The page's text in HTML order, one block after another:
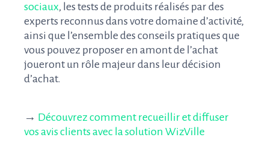
sociaux, les tests de produits réalisés par des
experts reconnus dans votre domaine d’activité,
ainsi que l’ensemble des conseils pratiques que
vous pouvez proposer en amont de l’achat
joueront un rôle majeur dans leur décision
d’achat.
→ Découvrez comment recueillir et diffuser
vos avis clients avec la solution WizVille